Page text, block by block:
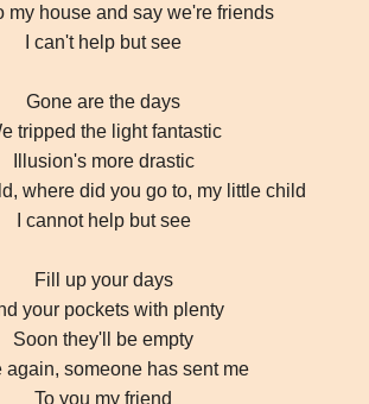
my house and say we're friends
I can't help but see
Gone are the days
tripped the light fantastic
Illusion's more drastic
where did you go to, my little child
I cannot help but see
Fill up your days
your pockets with plenty
Soon they'll be empty
again, someone has sent me
To you my friend